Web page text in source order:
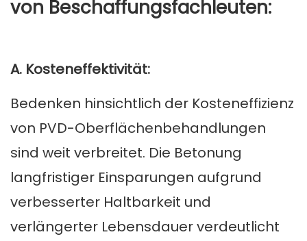
von Beschaffungsfachleuten:
A. Kosteneffektivität:
Bedenken hinsichtlich der Kosteneffizienz
von PVD-Oberflächenbehandlungen
sind weit verbreitet. Die Betonung
langfristiger Einsparungen aufgrund
verbesserter Haltbarkeit und
verlängerter Lebensdauer verdeutlicht